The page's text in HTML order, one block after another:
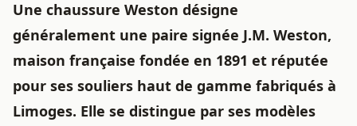
Une chaussure Weston désigne
généralement une paire signée J.M. Weston,
maison française fondée en 1891 et réputée
pour ses souliers haut de gamme fabriqués à
Limoges. Elle se distingue par ses modèles